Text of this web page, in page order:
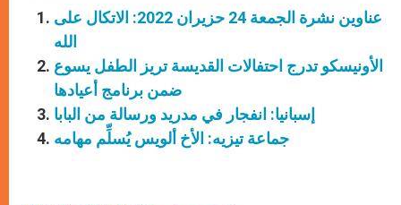
عناوين نشرة الجمعة 24 حزيران 2022: الاتكال على
الله
الأونيسكو تدرج احتفالات القديسة تريز الطفل يسوع
ضمن برنامج أعيادها
إسبانيا: انفجار في مدريد ورسالة من البابا
جماعة تيزيه: الأخ ألويس يُسلِّم مهامه